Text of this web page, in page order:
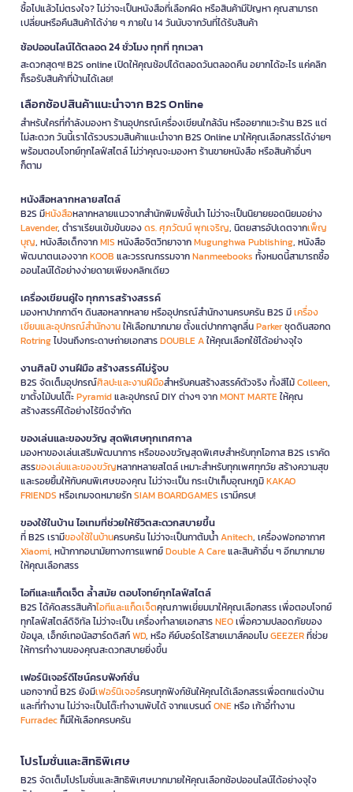
ซื้อไปแล้วไม่ตรงใจ? ไม่ว่าจะเป็นหนังสือที่เลือกผิด หรือสินค้ามีปัญหา คุณสามารถ
เปลี่ยนหรือคืนสินค้าได้ง่าย ๆ ภายใน 14 วันนับจากวันที่ได้รับสินค้า
ช้อปออนไลน์ได้ตลอด 24 ชั่วโมง ทุกที่ ทุกเวลา
สะดวกสุดๆ! B2S online เปิดให้คุณช้อปได้ตลอดวันตลอดคืน อยากได้อะไร แค่คลิก
ก็รอรับสินค้าที่บ้านได้เลย!
เลือกช้อปสินค้าแนะนำจาก B2S Online
สำหรับใครที่กำลังมองหา ร้านอุปกรณ์เครื่องเขียนใกล้ฉัน หรืออยากแวะร้าน B2S แต่
ไม่สะดวก วันนี้เราได้รวบรวมสินค้าแนะนำจาก B2S Online มาให้คุณเลือกสรรได้ง่ายๆ
พร้อมตอบโจทย์ทุกไลฟ์สไตล์ ไม่ว่าคุณจะมองหา ร้านขายหนังสือ หรือสินค้าอื่นๆ
ก็ตาม
หนังสือหลากหลายสไตล์
B2S มีหนังสือหลากหลายแนวจากสำนักพิมพ์ชั้นนำ ไม่ว่าจะเป็นนิยายยอดนิยมอย่าง
Lavender, ตำราเรียนเข้มข้นของดร. ศุภวัฒน์ พุกเจริญ, นิตยสารอัปเดตจากเพ็ญ
บุญ, หนังสือเด็กจากMIS หนังสือจิตวิทยาจากMugunghwa Publishing, หนังสือ
พัฒนาตนเองจากKOOB และวรรณกรรมจากNanmeebooks ทั้งหมดนี้สามารถซื้อ
ออนไลน์ได้อย่างง่ายดายเพียงคลิกเดียว
เครื่องเขียนคู่ใจ ทุกการสร้างสรรค์
มองหาปากกาดีๆ ดินสอหลากหลาย หรืออุปกรณ์สำนักงานครบครัน B2S มีเครื่อง
เขียนและอุปกรณ์สำนักงานให้เลือกมากมาย ตั้งแต่ปากกาลูกลื่นParkerชุดดินสอกด
Rotringไปจนถึงกระดาษถ่ายเอกสารDOUBLE Aให้คุณเลือกใช้ได้อย่างจุใจ
งานศิลป์ งานฝีมือ สร้างสรรค์ไม่รู้จบ
B2S จัดเต็มอุปกรณ์ศิลปะและงานฝีมือสำหรับคนสร้างสรรค์ตัวจริง ทั้งสีไม้Colleen,
ขาตั้งไม้บนโต๊ะPyramidและอุปกรณ์ DIY ต่างๆ จากMONT MARTEให้คุณ
สร้างสรรค์ได้อย่างไร้ขีดจำกัด
ของเล่นและของขวัญ สุดพิเศษทุกเทศกาล
มองหาของเล่นเสริมพัฒนาการ หรือของขวัญสุดพิเศษสำหรับทุกโอกาส B2S เราคัด
สรรของเล่นและของขวัญหลากหลายสไตล์ เหมาะสำหรับทุกเพศทุกวัย สร้างความสุข
และรอยยิ้มให้กับคนพิเศษของคุณ ไม่ว่าจะเป็น กระเป๋าเก็บอุณหภูมิKAKAO
FRIENDS หรือเกมจดหมายรักSIAM BOARDGAMES เรามีครบ!
ของใช้ในบ้าน ไอเทมที่ช่วยให้ชีวิตสะดวกสบายขึ้น
ที่ B2S เรามีของใช้ในบ้านครบครัน ไม่ว่าจะเป็นกาต้มน้ำAnitech, เครื่องฟอกอากาศ
Xiaomi, หน้ากากอนามัยทางการแพทย์Double A Careและสินค้าอื่น ๆ อีกมากมาย
ให้คุณเลือกสรร
ไอทีและแก็ดเจ็ต ล้ำสมัย ตอบโจทย์ทุกไลฟ์สไตล์
B2S ได้คัดสรรสินค้าไอทีและแก็ดเจ็ตคุณภาพเยี่ยมมาให้คุณเลือกสรร เพื่อตอบโจทย์
ทุกไลฟ์สไตล์ดิจิทัล ไม่ว่าจะเป็น เครื่องทำลายเอกสารNEOเพื่อความปลอดภัยของ
ข้อมูล, เอ็กซ์เทอนัลฮาร์ดดิสก์WD, หรือ คีย์บอร์ดไร้สายเมาส์คอมโบGEEZERที่ช่วย
ให้การทำงานของคุณสะดวกสบายยิ่งขึ้น
เฟอร์นิเจอร์ดีไซน์ครบฟังก์ชั่น
นอกจากนี้ B2S ยังมีเฟอร์นิเจอร์ครบทุกฟังก์ชันให้คุณได้เลือกสรรเพื่อตกแต่งบ้าน
และที่ทำงาน ไม่ว่าจะเป็นโต๊ะทำงานพับได้ จากแบรนด์ONEหรือ เก้าอี้ทำงาน
Furradecก็มีให้เลือกครบครัน
โปรโมชั่นและสิทธิพิเศษ
B2S จัดเต็มโปรโมชั่นและสิทธิพิเศษมากมายให้คุณเลือกช้อปออนไลน์ได้อย่างจุใจ